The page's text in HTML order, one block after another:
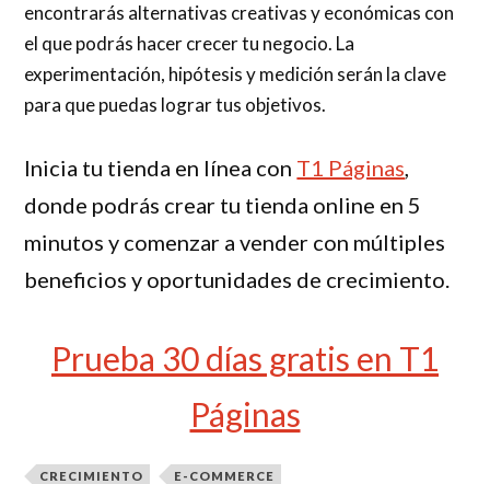
encontrarás alternativas creativas y económicas con
el que podrás hacer crecer tu negocio. La
experimentación, hipótesis y medición serán la clave
para que puedas lograr tus objetivos.
Inicia tu tienda en línea con T1 Páginas,
donde podrás crear tu tienda online en 5
minutos y comenzar a vender con múltiples
beneficios y oportunidades de crecimiento.
Prueba 30 días gratis en T1
Páginas
CRECIMIENTO E-COMMERCE